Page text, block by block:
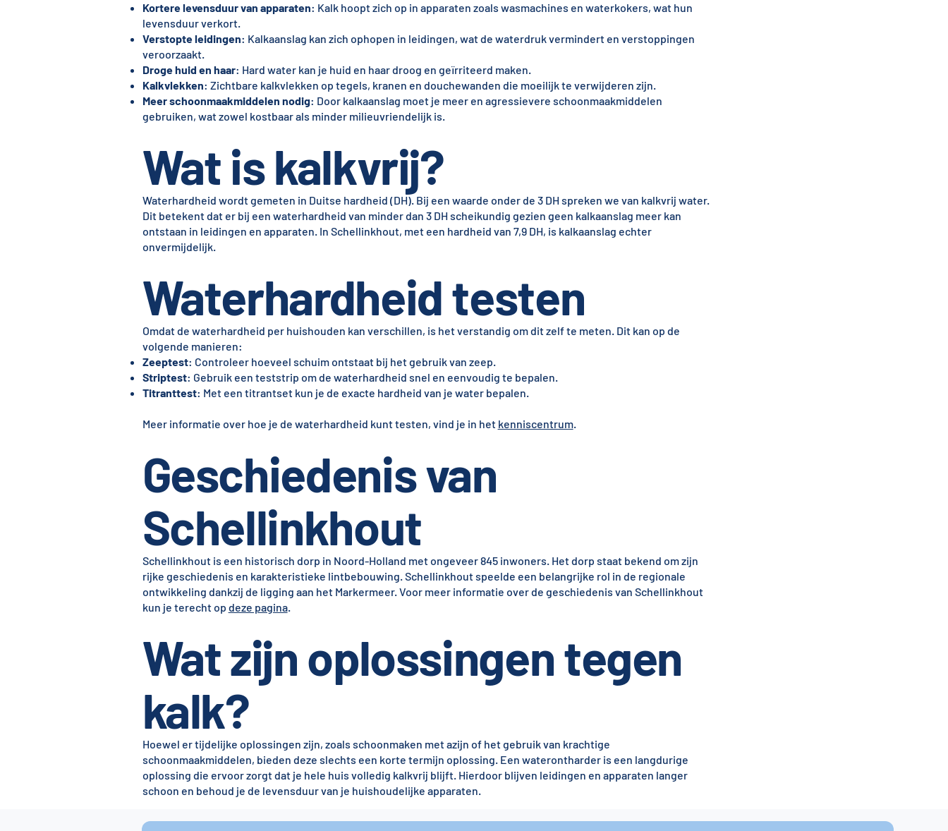
Kortere levensduur van apparaten: Kalk hoopt zich op in apparaten zoals wasmachines en waterkokers, wat hun
levensduur verkort.
Verstopte leidingen: Kalkaanslag kan zich ophopen in leidingen, wat de waterdruk vermindert en verstoppingen
veroorzaakt.
Droge huid en haar: Hard water kan je huid en haar droog en geïrriteerd maken.
Kalkvlekken: Zichtbare kalkvlekken op tegels, kranen en douchewanden die moeilijk te verwijderen zijn.
Meer schoonmaakmiddelen nodig: Door kalkaanslag moet je meer en agressievere schoonmaakmiddelen
gebruiken, wat zowel kostbaar als minder milieuvriendelijk is.
Wat is kalkvrij?
Waterhardheid wordt gemeten in Duitse hardheid (DH). Bij een waarde onder de 3 DH spreken we van kalkvrij water.
Dit betekent dat er bij een waterhardheid van minder dan 3 DH scheikundig gezien geen kalkaanslag meer kan
ontstaan in leidingen en apparaten. In Schellinkhout, met een hardheid van 7,9 DH, is kalkaanslag echter
onvermijdelijk.
Waterhardheid testen
Omdat de waterhardheid per huishouden kan verschillen, is het verstandig om dit zelf te meten. Dit kan op de
volgende manieren:
Zeeptest: Controleer hoeveel schuim ontstaat bij het gebruik van zeep.
Striptest: Gebruik een teststrip om de waterhardheid snel en eenvoudig te bepalen.
Titranttest: Met een titrantset kun je de exacte hardheid van je water bepalen.
Meer informatie over hoe je de waterhardheid kunt testen, vind je in het kenniscentrum.
Geschiedenis van
Schellinkhout
Schellinkhout is een historisch dorp in Noord-Holland met ongeveer 845 inwoners. Het dorp staat bekend om zijn
rijke geschiedenis en karakteristieke lintbebouwing. Schellinkhout speelde een belangrijke rol in de regionale
ontwikkeling dankzij de ligging aan het Markermeer. Voor meer informatie over de geschiedenis van Schellinkhout
kun je terecht op deze pagina.
Wat zijn oplossingen tegen
kalk?
Hoewel er tijdelijke oplossingen zijn, zoals schoonmaken met azijn of het gebruik van krachtige
schoonmaakmiddelen, bieden deze slechts een korte termijn oplossing. Een waterontharder is een langdurige
oplossing die ervoor zorgt dat je hele huis volledig kalkvrij blijft. Hierdoor blijven leidingen en apparaten langer
schoon en behoud je de levensduur van je huishoudelijke apparaten.